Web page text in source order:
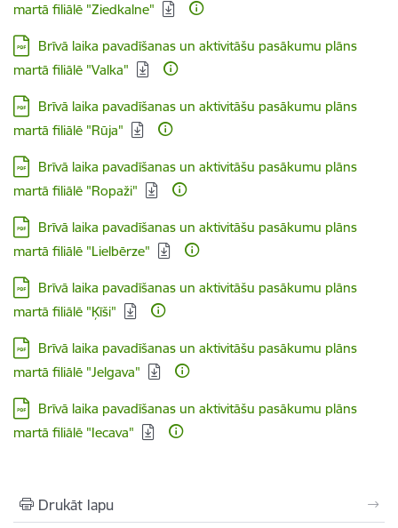
martā filiālē "Ziedkalne"
Lejupielādēt:
Brīvā laika pavadīšanas un aktivitāšu pasākumu plāns
martā filiālē "Valka"
Lejupielādēt:
Brīvā laika pavadīšanas un aktivitāšu pasākumu plāns
martā filiālē "Rūja"
Lejupielādēt:
Brīvā laika pavadīšanas un aktivitāšu pasākumu plāns
martā filiālē "Ropaži"
Lejupielādēt:
Brīvā laika pavadīšanas un aktivitāšu pasākumu plāns
martā filiālē "Lielbērze"
Lejupielādēt:
Brīvā laika pavadīšanas un aktivitāšu pasākumu plāns
martā filiālē "Ķīši"
Lejupielādēt:
Brīvā laika pavadīšanas un aktivitāšu pasākumu plāns
martā filiālē "Jelgava"
Lejupielādēt:
Brīvā laika pavadīšanas un aktivitāšu pasākumu plāns
martā filiālē "Iecava"
Drukāt lapu